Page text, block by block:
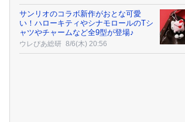
サンリオのコラボ新作がおとな可愛
い！ハローキティやシナモロールのTシ
ャツやチャームなど全9型が登場♪
ウレぴあ総研 8/6(木) 20:56